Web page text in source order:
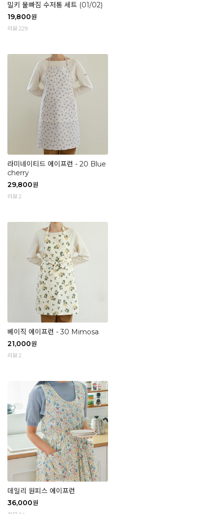
밀키 물빠짐 수저통 세트 (01/02)
19,800원
리뷰 229
라미네이티드 에이프런 - 20 Blue
cherry
29,800원
리뷰 2
베이직 에이프런 - 30 Mimosa
21,000원
리뷰 2
데일리 원피스 에이프런
36,000원